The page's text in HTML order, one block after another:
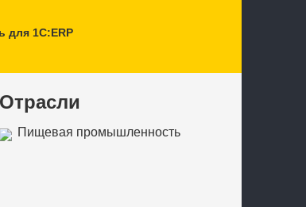
для 1С:ERP
Отрасли
Пищевая промышленность